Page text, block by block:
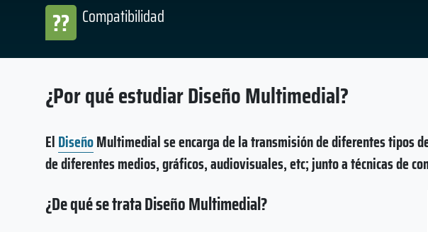
Compatibilidad
??
¿Por qué estudiar Diseño Multimedial?
ElDiseñoMultimedial se encarga de la transmisión de diferentes tipos
de diferentes medios, gráficos, audiovisuales, etc; junto a técnicas de
¿De qué se trata Diseño Multimedial?